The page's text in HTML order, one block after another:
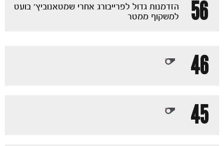
56
הזדמנות גדול לפרייבורג אחרי שמטאנוביץ' בועט
למשקוף ממטר
46
45